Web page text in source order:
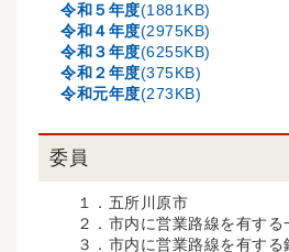
令和５年度(1881KB)
令和４年度(2975KB)
令和３年度(6255KB)
令和２年度(375KB)
令和元年度(273KB)
委員
１．五所川原市
２．市内に営業路線を有する
３．市内に営業路線を有する